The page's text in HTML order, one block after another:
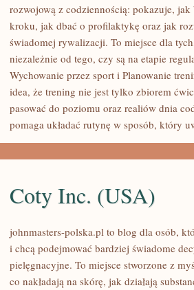
ZAWODY
RYWALIZACJA
rozwojową z codziennością: pokazuje,
kroku, jak dbać o profilaktykę oraz jak
świadomej rywalizacji. To miejsce dla
niezależnie od tego, czy są na etapie
Wychowanie przez sport i Planowanie
idea, że trening nie jest tylko zbiorem
pasować do poziomu oraz realiów dnia
pomaga układać rutynę w sposób, który
Coty Inc. (USA)
johnmasters-polska.pl to blog dla osób,
i chcą podejmować bardziej świadome
pielęgnacyjne. To miejsce stworzone z
co nakładają na skórę, jak działają